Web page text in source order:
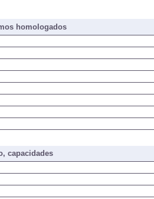
homologados
capacidades